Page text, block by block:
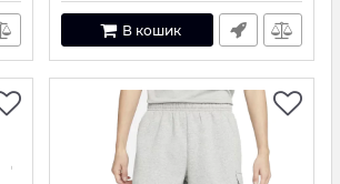
В кошик